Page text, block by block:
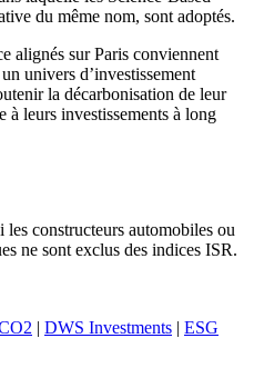
du même nom, sont adoptés.
alignés sur Paris conviennent
univers d’investissement
la décarbonisation de leur
à leurs investissements à long
constructeurs automobiles ou
ne sont exclus des indices ISR.
| DWS Investments | ESG